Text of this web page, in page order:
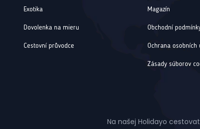
Exotika
Dovolenka na mieru
Cestovní průvodce
Magazín
Obchodní
Ochrana osobních
Zásady súborov
Na našej Holidayo